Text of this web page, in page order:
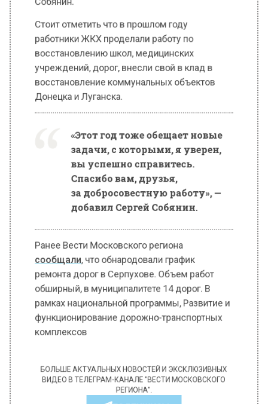
восстановлению школ, медицинских
учреждений, дорог, внесли свой в клад в
восстановление коммунальных объектов
Донецка и Луганска.
задачи, с которыми, я уверен,
вы успешно справитесь.
Спасибо вам, друзья,
за добросовестную работу», —
добавил Сергей Собянин.
Ранее Вести Московского региона
сообщали, что обнародовали график
ремонта дорог в Серпухове. Объем работ
обширный, в муниципалитете 14 дорог. В
рамках национальной программы, Развитие и
функционирование дорожно-транспортных
БОЛЬШЕ АКТУАЛЬНЫХ НОВОСТЕЙ И ЭКСКЛЮЗИВНЫХ